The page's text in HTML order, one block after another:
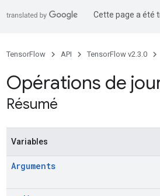
Cette page a été
TensorFlow API TensorFlow v2.3.0
Opérations de
Résumé
Variables
Arguments